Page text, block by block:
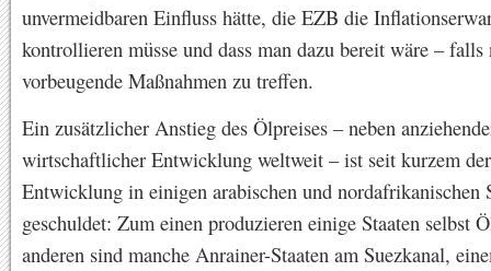
unvermeidbaren Einfluss hätte, die EZB die
kontrollieren müsse und dass man dazu bereit wäre –
vorbeugende Maßnahmen zu treffen.
Ein zusätzlicher Anstieg des Ölpreises – neben
wirtschaftlicher Entwicklung weltweit – ist seit kurzem der
Entwicklung in einigen arabischen und nordafrikanischen
geschuldet: Zum einen produzieren einige Staaten selbst
anderen sind manche Anrainer-Staaten am Suezkanal,